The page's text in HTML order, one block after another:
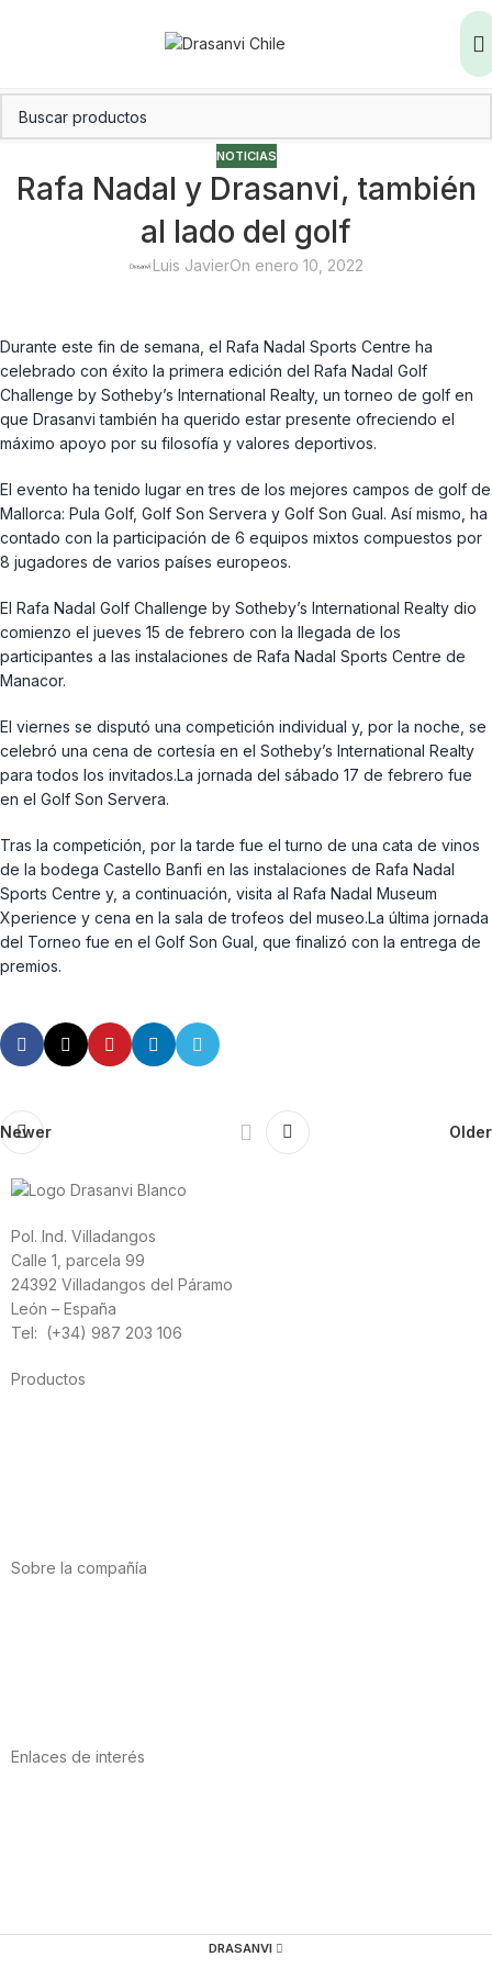
NOTICIAS
Rafa Nadal y Drasanvi, también
al lado del golf
Luis JavierOn enero 10, 2022
Durante este fin de semana, el Rafa Nadal Sports Centre ha
celebrado con éxito la primera edición del Rafa Nadal Golf
Challenge by Sotheby’s International Realty, un torneo de golf en
que Drasanvi también ha querido estar presente ofreciendo el
máximo apoyo por su filosofía y valores deportivos.
El evento ha tenido lugar en tres de los mejores campos de golf de
Mallorca: Pula Golf, Golf Son Servera y Golf Son Gual. Así mismo, ha
contado con la participación de 6 equipos mixtos compuestos por
8 jugadores de varios países europeos.
El Rafa Nadal Golf Challenge by Sotheby’s International Realty dio
comienzo el jueves 15 de febrero con la llegada de los
participantes a las instalaciones de Rafa Nadal Sports Centre de
Manacor.
El viernes se disputó una competición individual y, por la noche, se
celebró una cena de cortesía en el Sotheby’s International Realty
para todos los invitados.La jornada del sábado 17 de febrero fue
en el Golf Son Servera.
Tras la competición, por la tarde fue el turno de una cata de vinos
de la bodega Castello Banfi en las instalaciones de Rafa Nadal
Sports Centre y, a continuación, visita al Rafa Nadal Museum
Xperience y cena en la sala de trofeos del museo.La última jornada
del Torneo fue en el Golf Son Gual, que finalizó con la entrega de
premios.
Newer Older
Pol. Ind. Villadangos
Calle 1, parcela 99
24392 Villadangos del Páramo
León – España
Tel: (+34) 987 203 106
Productos
Sobre la compañía
Enlaces de interés
DRASANVI